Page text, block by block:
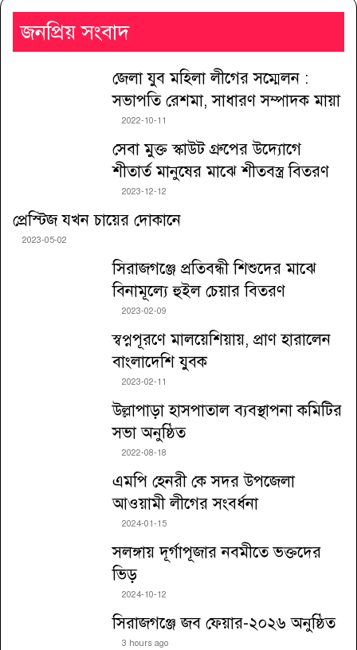
জনপ্রিয় সংবাদ
জেলা যুব মহিলা লীগের সম্মেলন :
সভাপতি রেশমা, সাধারণ সম্পাদক মায়া
2022-10-11
সেবা মুক্ত স্কাউট গ্রুপের উদ্যোগে
শীতার্ত মানুষের মাঝে শীতবস্ত্র বিতরণ
2023-12-12
প্রেস্টিজ যখন চায়ের দোকানে
2023-05-02
সিরাজগঞ্জে প্রতিবন্ধী শিশুদের মাঝে
বিনামূল্যে হুইল চেয়ার বিতরণ
2023-02-09
স্বপ্নপূরণে মালয়েশিয়ায়, প্রাণ হারালেন
বাংলাদেশি যুবক
2023-02-11
উল্লাপাড়া হাসপাতাল ব্যবস্থাপনা কমিটির
সভা অনুষ্ঠিত
2022-08-18
এমপি হেনরী কে সদর উপজেলা
আওয়ামী লীগের সংবর্ধনা
2024-01-15
সলঙ্গায় দূর্গাপূজার নবমীতে ভক্তদের
ভিড়
2024-10-12
সিরাজগঞ্জে জব ফেয়ার-২০২৬ অনুষ্ঠিত
3 hours ago